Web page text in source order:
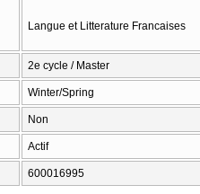
Langue et Litterature Francaises
2e cycle / Master
Winter/Spring
Non
Actif
600016995